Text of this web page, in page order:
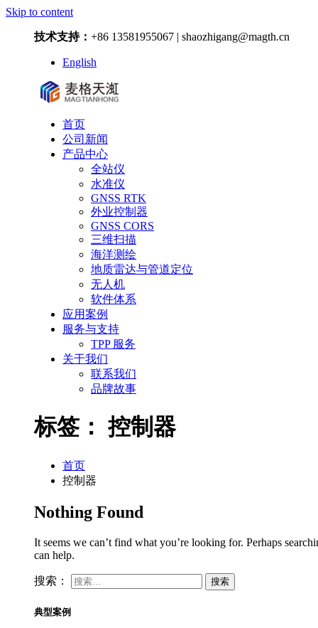
Skip to content
技术支持： +86 13581955067 | shaozhigang@magth.cn
English
首页
公司新闻
产品中心
全站仪
水准仪
GNSS RTK
外业控制器
GNSS CORS
三维扫描
海洋测绘
地质雷达与管道定位
无人机
软件体系
应用案例
服务与支持
TPP 服务
关于我们
联系我们
品牌故事
标签：控制器
首页
控制器
Nothing Found
It seems we can’t find what you’re looking for. Perhaps
can help.
搜索：
典型案例